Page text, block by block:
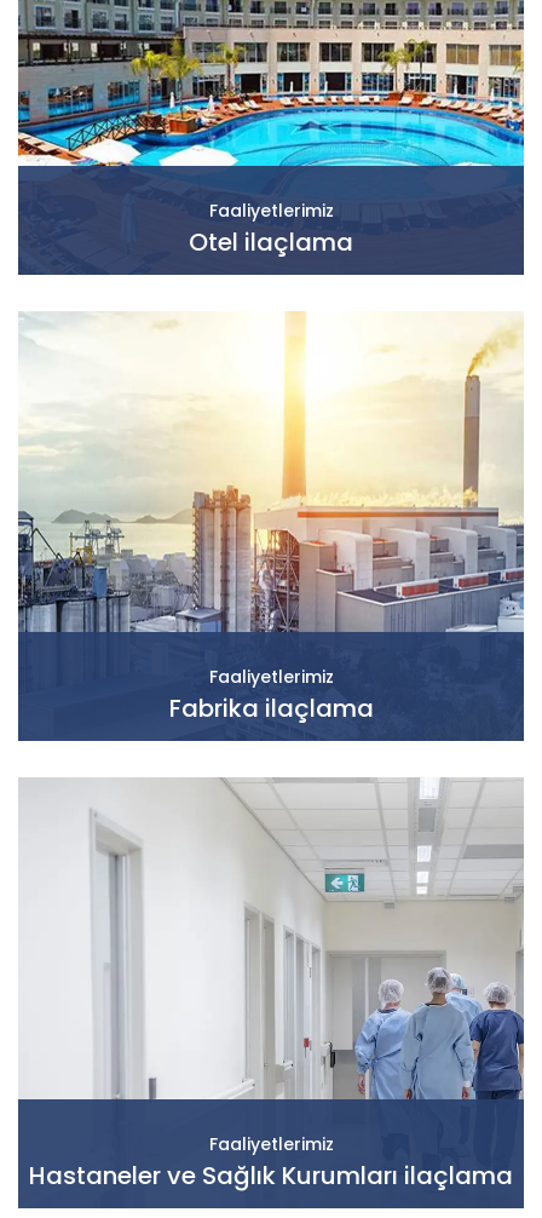
Faaliyetlerimiz
Otel ilaçlama
Faaliyetlerimiz
Fabrika ilaçlama
Faaliyetlerimiz
Hastaneler ve Sağlık Kurumları ilaçlama